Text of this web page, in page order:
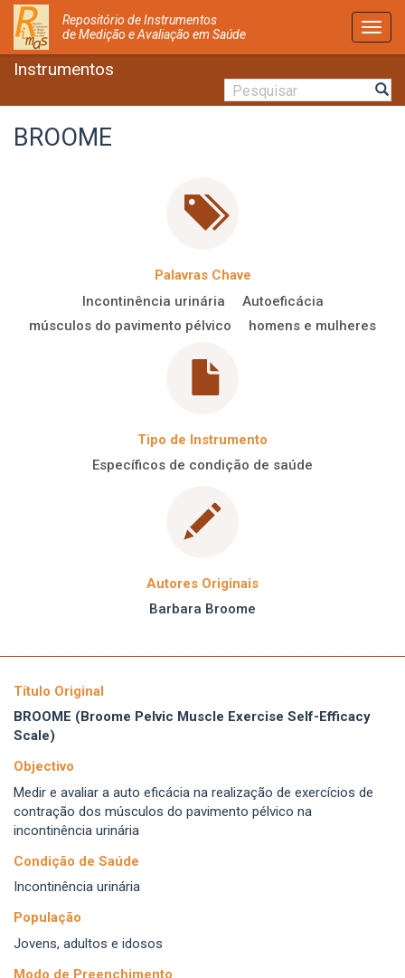
Repositório de Instrumentos
de Medição e Avaliação em Saúde
Instrumentos
BROOME
Palavras Chave
Incontinência urinária
Autoeficácia
músculos do pavimento pélvico
homens e mulheres
Tipo de Instrumento
Específicos de condição de saúde
Autores Originais
Barbara Broome
Título Original
BROOME (Broome Pelvic Muscle Exercise Self-Efficacy
Scale)
Objectivo
Medir e avaliar a auto eficácia na realização de exercícios de
contração dos músculos do pavimento pélvico na
incontinência urinária
Condição de Saúde
Incontinência urinária
População
Jovens, adultos e idosos
Modo de Preenchimento